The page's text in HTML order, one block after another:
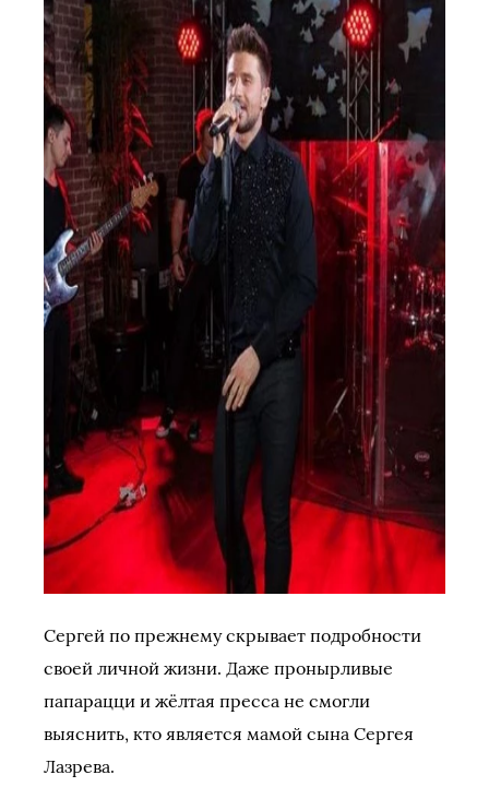
Сергей по прежнему скрывает подробности
своей личной жизни. Даже пронырливые
папарацци и жёлтая пресса не смогли
выяснить, кто является мамой сына Сергея
Лазрева.